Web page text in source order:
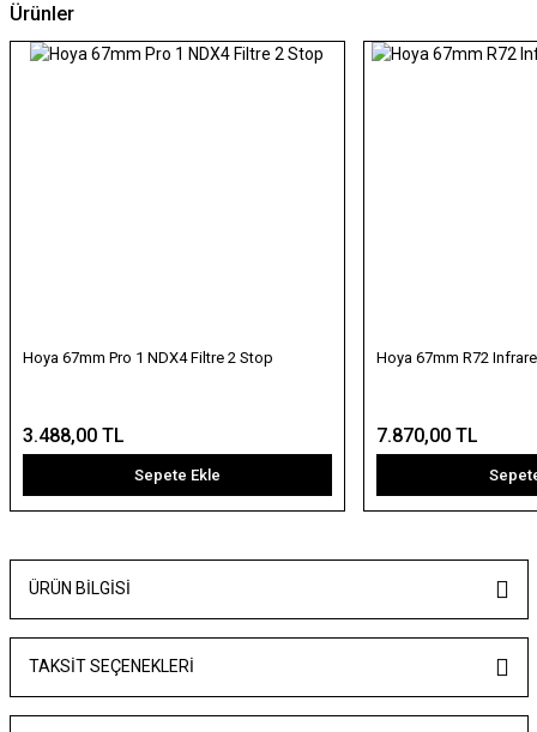
Ürünler
Hoya 67mm Pro 1 NDX4 Filtre 2 Stop
3.488,00 TL
Sepete Ekle
Hoya 67mm R72
7.870,00 TL
ÜRÜN BILGISI
TAKSIT SEÇENEKLERI